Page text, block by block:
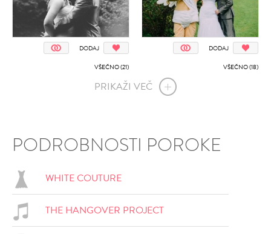
DODAJ
VŠEČNO (21)
DODAJ
VŠEČNO (18)
DODAJ
PRIKAŽI VEČ
PODROBNOSTI POROKE
WHITE COUTURE
THE HANGOVER PROJECT